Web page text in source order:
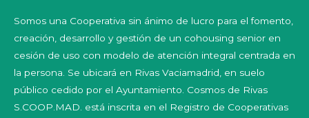
Somos una Cooperativa sin ánimo de lucro para el fomento,
creación, desarrollo y gestión de un cohousing senior en
cesión de uso con modelo de atención integral centrada en
la persona. Se ubicará en Rivas Vaciamadrid, en suelo
público cedido por el Ayuntamiento. Cosmos de Rivas
S.COOP.MAD. está inscrita en el Registro de Cooperativas